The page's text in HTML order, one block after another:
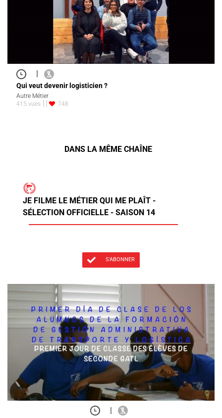
|
Qui veut devenir logisticien ?
Autre Métier
415 vues
748
DANS LA MÊME CHAÎNE
JE FILME LE MÉTIER QUI ME PLAÎT -
SÉLECTION OFFICIELLE - SAISON 14
S'ABONNER
|